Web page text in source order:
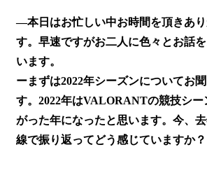
―本日はお忙しい中お時間を頂きあ
す。早速ですがお二人に色々とお話
います。
ーまずは2022年シーズンについてお
す。2022年はVALORANTの競技シー
がった年になったと思います。今、
線で振り返ってどう感じていますか？